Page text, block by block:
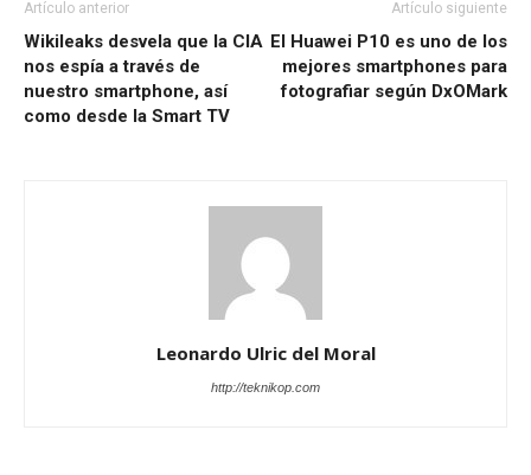
Artículo anterior
Wikileaks desvela que la CIA
nos espía a través de
nuestro smartphone, así
como desde la Smart TV
Artículo siguiente
El Huawei P10 es uno de los
mejores smartphones para
fotografiar según DxOMark
Leonardo Ulric del Moral
http://teknikop.com